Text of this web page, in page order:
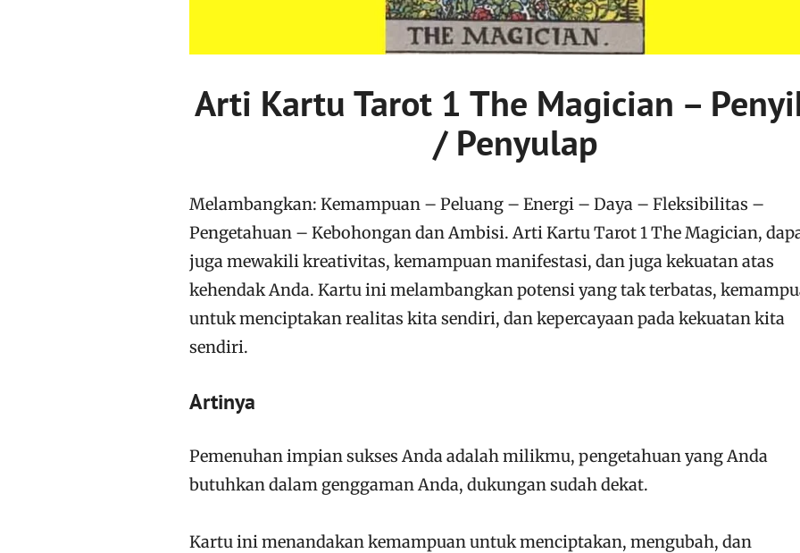
Arti Kartu Tarot 1 The Magician –
/ Penyulap
Melambangkan: Kemampuan – Peluang – Energi – Daya – Fleksibilitas –
Pengetahuan – Kebohongan dan Ambisi. Arti Kartu Tarot 1 The Magician,
juga mewakili kreativitas, kemampuan manifestasi, dan juga kekuatan atas
kehendak Anda. Kartu ini melambangkan potensi yang tak terbatas,
untuk menciptakan realitas kita sendiri, dan kepercayaan pada kekuatan kita
sendiri.
Artinya
Pemenuhan impian sukses Anda adalah milikmu, pengetahuan yang Anda
butuhkan dalam genggaman Anda, dukungan sudah dekat.
Kartu ini menandakan kemampuan untuk menciptakan, mengubah, dan